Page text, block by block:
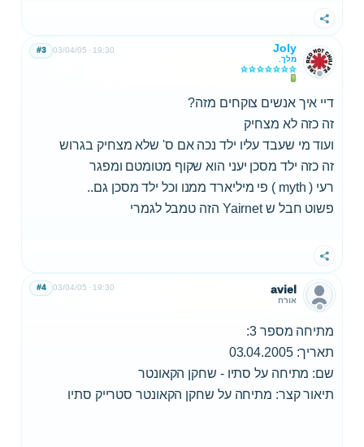
שתף
Joly
מלך.
03/04/05 19:30
#3
דיי איך אנשים צוקחים מזה?
זה כזה לא מצחיק
ועוד מי שעבד עליו ילד נכה אם ס' שלא מצחיק בגרוש
זה כזה ילד מסכן יעני הוא שקוף מטומטם ומפגר
רעי ( myth ) פי מיליארד ממנו וכל ילד מסכן גם..
פשוט חבל ש Yairnet הזה טמבל לגמרי
שתף
aviel
אורח
03/04/05 19:30
#4
מתיחה מספר 3:
תאריך: 03.04.2005
שם: מתיחה על סתיו - שחקן הקאונטר
תיאור קצר: מתיחה על שחקן הקאונטר סטרייק סתיו